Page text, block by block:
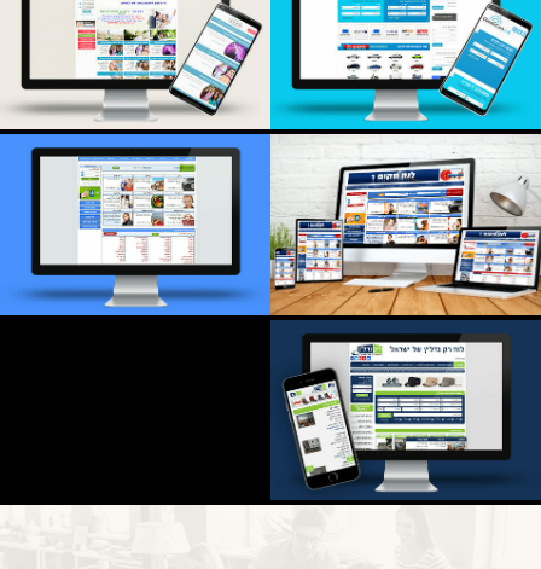
Callil
O-ti
ClassicCars סוגרים חתונה
לוח מקום 1